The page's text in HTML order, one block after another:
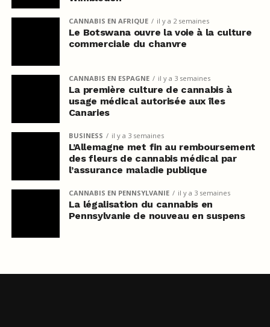
CANNABIS EN AFRIQUE il y a 2 semaines
Le Botswana ouvre la voie à la culture
commerciale du chanvre
CANNABIS EN ESPAGNE il y a 3 semaines
La première culture de cannabis à
usage médical autorisée aux îles
Canaries
BUSINESS il y a 3 semaines
L’Allemagne met fin au remboursement
des fleurs de cannabis médical par
l’assurance maladie publique
CANNABIS EN PENNSYLVANIE il y a 3 semaines
La légalisation du cannabis en
Pennsylvanie de nouveau en suspens